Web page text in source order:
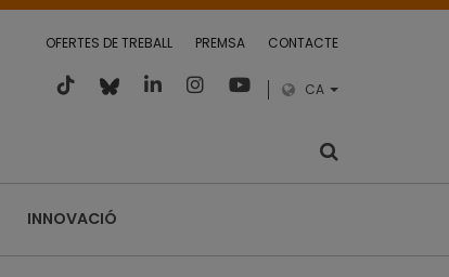
OFERTES DE TREBALL PREMSA CONTACTE
CA
INNOVACIÓ